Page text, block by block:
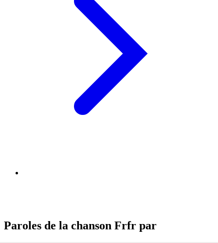
Paroles de la chanson Frfr par